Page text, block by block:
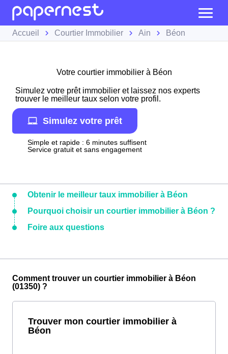
Accueil Courtier Immobilier Ain Béon
Votre courtier immobilier à Béon
Simulez votre prêt immobilier et laissez nos experts
trouver le meilleur taux selon votre profil.
Simulez votre prêt
Simple et rapide : 6 minutes suffisent
Service gratuit et sans engagement
Obtenir le meilleur taux immobilier à Béon
Pourquoi choisir un courtier immobilier à Béon ?
Foire aux questions
Comment trouver un courtier immobilier à Béon
(01350) ?
Trouver mon courtier immobilier à
Béon